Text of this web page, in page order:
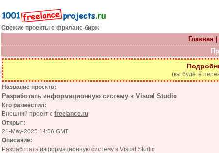
Свежие проекты с фриланс-бирж
Главная
(вы будете
Название проекта:
Разработать информационную систему в Visual Studio
Кто разместил:
Внешний проект с freelance.ru
Открыт:
21-May-2025 14:56 GMT
Описание:
Разработать информационную систему в Visual Studio